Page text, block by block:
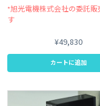
*旭光電機株式会社の委託販
す
¥49,830
カートに追加